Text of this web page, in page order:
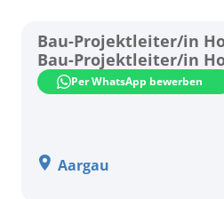
Bau-Projektleiter/in
Bau-Projektleiter/in
Per WhatsApp bewerben
Aargau